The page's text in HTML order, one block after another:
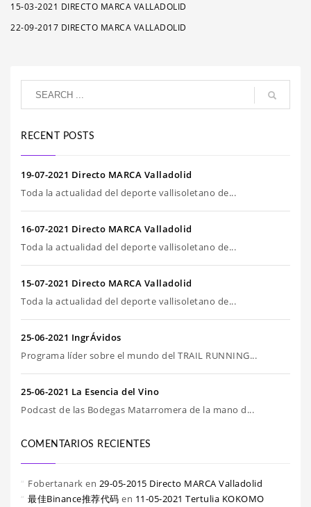
15-03-2021 DIRECTO MARCA VALLADOLID
22-09-2017 DIRECTO MARCA VALLADOLID
RECENT POSTS
19-07-2021 Directo MARCA Valladolid
Toda la actualidad del deporte vallisoletano de...
16-07-2021 Directo MARCA Valladolid
Toda la actualidad del deporte vallisoletano de...
15-07-2021 Directo MARCA Valladolid
Toda la actualidad del deporte vallisoletano de...
25-06-2021 IngrÁvidos
Programa líder sobre el mundo del TRAIL RUNNING...
25-06-2021 La Esencia del Vino
Podcast de las Bodegas Matarromera de la mano d...
COMENTARIOS RECIENTES
Fobertanark en 29-05-2015 Directo MARCA Valladolid
最佳Binance推荐代码 en 11-05-2021 Tertulia KOKOMO